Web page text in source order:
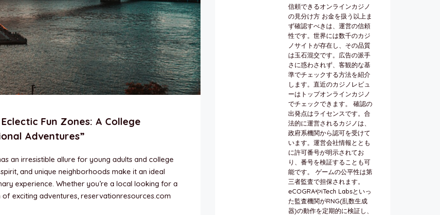
Fun Zones: A College
Adventures”
an irresistible allure for young adults and college
and unique neighborhoods make it an ideal
experience. Whether you’re a local looking for a
exciting adventures, reservationresources.com
信頼できるオンラインカジノ
の見分け方 お金を扱う以上ま
ず確認すべきは、運営の信頼
性です。世界には数千のカジ
ノサイトが存在し、その品質
は玉石混交です。広告の派手
さに惑わされず、客観的な基
準でチェックする方法を紹介
します。直近のカジノレビュ
ーはトップオンラインカジノ
でチェックできます。 確認の
出発点はライセンスです。合
法的に運営されるカジノは、
政府系機関から認可を受けて
います。運営会社情報ととも
に許可番号が明示されてお
り、番号を検証することも可
能です。 ゲームの公平性は第
三者監査で担保されます。
eCOGRAやiTech Labsといっ
た監査機関がRNG(乱数生成
器)の動作を定期的に検証し、